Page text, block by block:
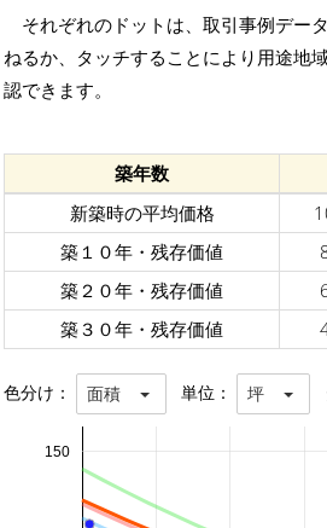
それぞれのドットは、取引事例デー
ねるか、タッチすることにより用途地
認できます。
築年数
新築時の平均価格
築１０年・残存価値
築２０年・残存価値
築３０年・残存価値
色分け： 面積 単位： 坪
150